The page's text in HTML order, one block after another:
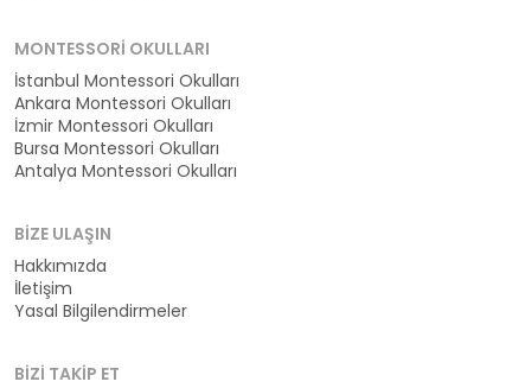
MONTESSORI OKULLARI
İstanbul Montessori Okulları
Ankara Montessori Okulları
İzmir Montessori Okulları
Bursa Montessori Okulları
Antalya Montessori Okulları
BIZE ULAŞIN
Hakkımızda
İletişim
Yasal Bilgilendirmeler
BIZI TAKIP ET